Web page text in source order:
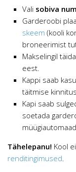
Vali sobiva
Garderoobi
skeem (kooli
broneerimist
Makselingil
eest.
Kappi saab
täitmise
Kapi saab
soetada
Tähelepanu! Kool
renditingimused.